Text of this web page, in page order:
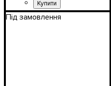
Під замовлення